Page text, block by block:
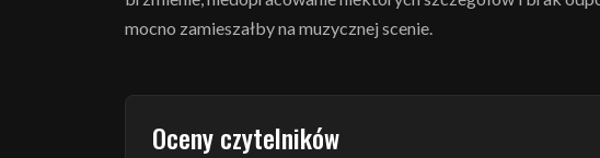
mocno zamieszałby na muzycznej scenie.
Oceny czytelników